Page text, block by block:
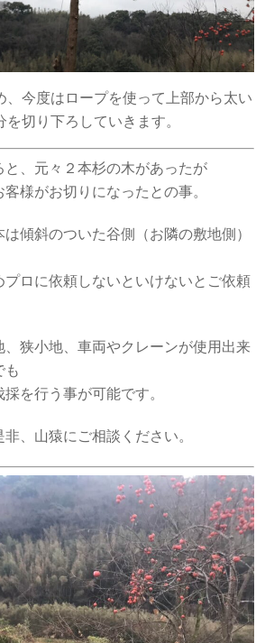
、今度はロープを使って上部から太い
を切り下ろしていきます。
と、元々２本杉の木があったが
様がお切りになったとの事。
傾斜のついた谷側（お隣の敷地側）
プロに依頼しないといけないとご依頼
、狭小地、車両やクレーンが使用出来
も
を行う事が可能です。
、山猿にご相談ください。